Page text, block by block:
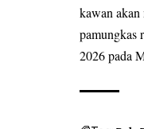
kawan akan
pamungkas
2026 pada